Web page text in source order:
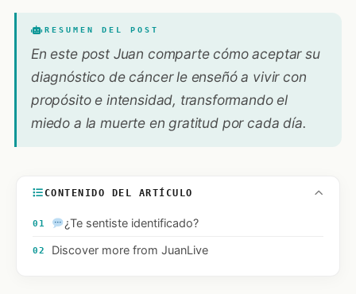
RESUMEN DEL POST
En este post Juan comparte cómo aceptar su
diagnóstico de cáncer le enseñó a vivir con
propósito e intensidad, transformando el
miedo a la muerte en gratitud por cada día.
CONTENIDO DEL ARTÍCULO
01 ¿Te sentiste identificado?
02 Discover more from JuanLive